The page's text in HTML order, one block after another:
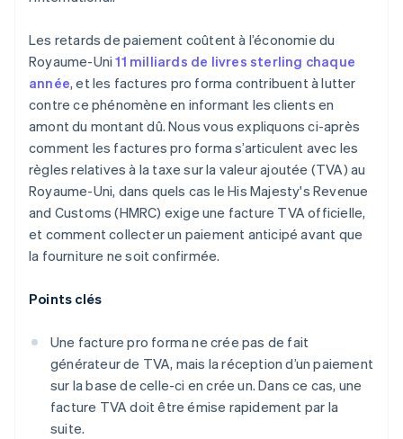
Les retards de paiement coûtent à l’économie du
Royaume-Uni11 milliards de livres sterling chaque
année, et les factures pro forma contribuent à lutter
contre ce phénomène en informant les clients en
amont du montant dû. Nous vous expliquons ci-après
comment les factures pro forma s’articulent avec les
règles relatives à la taxe sur la valeur ajoutée (TVA) au
Royaume-Uni, dans quels cas le His Majesty's Revenue
and Customs (HMRC) exige une facture TVA officielle,
et comment collecter un paiement anticipé avant que
la fourniture ne soit confirmée.
Points clés
Une facture pro forma ne crée pas de fait
générateur de TVA, mais la réception d’un paiement
sur la base de celle-ci en crée un. Dans ce cas, une
facture TVA doit être émise rapidement par la
suite.